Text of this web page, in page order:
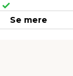
Se mere